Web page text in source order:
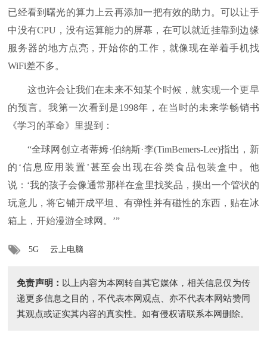
已经看到曙光的算力上云再添加一把有效的助力。可以让手
中没有CPU，没有运算能力的屏幕，在可以就近挂靠到边缘
服务器的地方点亮，开始你的工作，就像现在举着手机找
WiFi差不多。
这也许会让我们在未来不知某个时候，就实现一个更早
的预言。我第一次看到是1998年，在当时的未来学畅销书
《学习的革命》里提到：
“全球网创立者蒂姆·伯纳斯·李(TimBemers-Lee)指出，新
的‘信息应用装置’甚至会出现在谷类食品包装盒中。他
说：‘我的孩子会像通常那样在盒里找奖品，摸出一个管状的
玩意儿，将它铺开成平坦、有弹性并有磁性的东西，贴在冰
箱上，开始漫游全球网。’”
5G 云上电脑
免责声明： 以上内容为本网转自其它媒体，相关信息仅为传
递更多信息之目的，不代表本网观点、亦不代表本网站赞同
其观点或证实其内容的真实性。如有侵权请联系本网删除。